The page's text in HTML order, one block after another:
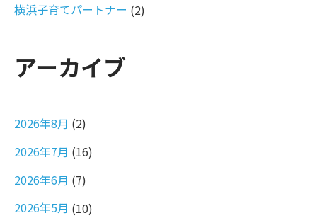
横浜子育てパートナー (2)
アーカイブ
2026年8月 (2)
2026年7月 (16)
2026年6月 (7)
2026年5月 (10)